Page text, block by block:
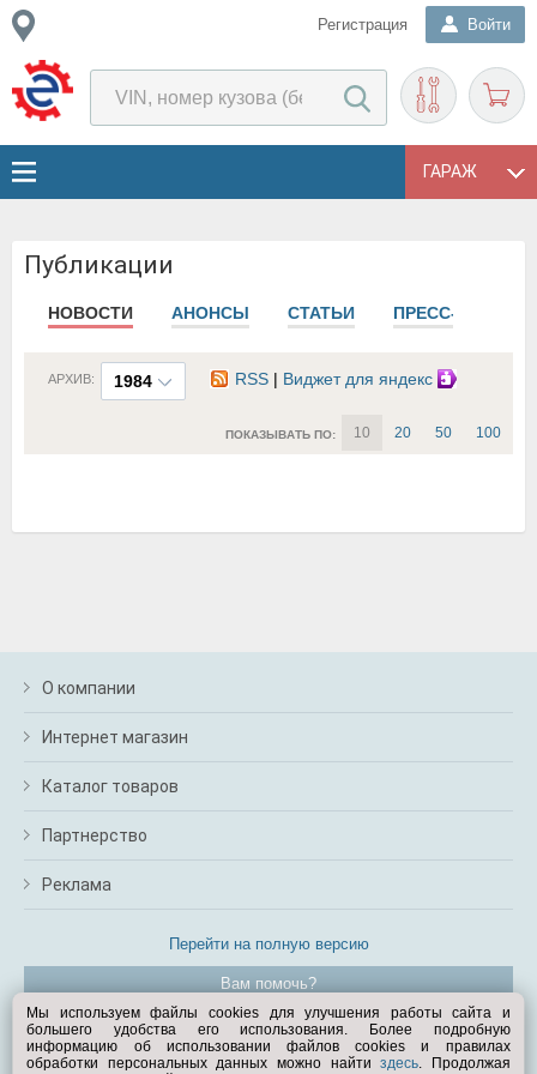
Регистрация Войти
ГАРАЖ
Публикации
НОВОСТИ АНОНСЫ СТАТЬИ ПРЕСС-РЕЛИЗЫ
1984
АРХИВ: RSS | Виджет для яндекс
ПОКАЗЫВАТЬ ПО: 10 20 50 100
О компании
Интернет магазин
Каталог товаров
Партнерство
Реклама
Перейти на полную версию
Вам помочь?
© Exist.ru 1998—2026
Мы используем файлы cookies для улучшения работы сайта и
большего удобства его использования. Более подробную
информацию об использовании файлов cookies и правилах
обработки персональных данных можно найтиздесь. Продолжая